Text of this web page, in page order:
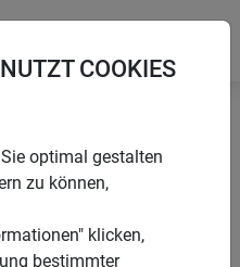
Fallrohr Spalier
COOKIES
optimal gestalten
zu können,
klicken,
bestimmter